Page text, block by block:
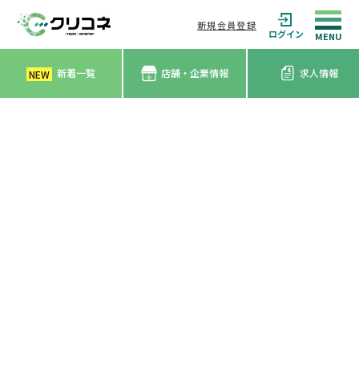
新規会員登録
ログイン
NEW 新着一覧 店舗・企業情報 求人情報